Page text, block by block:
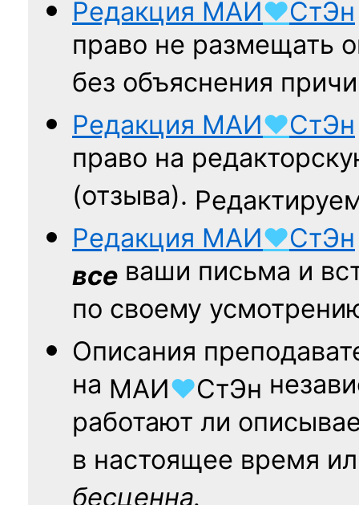
Редакция МАИ♥СтЭн
право не размещать
без объяснения
Редакция МАИ♥СтЭн
право на
(отзыва).
Редакция МАИ♥СтЭн
все ваши письма и
по своему
Описания
на МАИ♥СтЭн
работают ли
в настоящее время